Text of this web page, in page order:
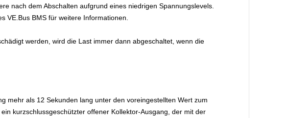
nach dem Abschalten aufgrund eines niedrigen Spannungslevels.
VE.Bus BMS für weitere Informationen.
werden, wird die Last immer dann abgeschaltet, wenn die
mehr als 12 Sekunden lang unter den voreingestellten Wert zum
kurzschlussgeschützter offener Kollektor-Ausgang, der mit der